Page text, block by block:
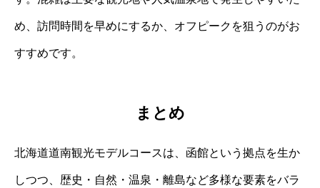
め、訪問時間を早めにするか、オフピークを狙うのがお
すすめです。
まとめ
北海道道南観光モデルコースは、函館という拠点を生か
しつつ、歴史・自然・温泉・離島など多様な要素をバラ